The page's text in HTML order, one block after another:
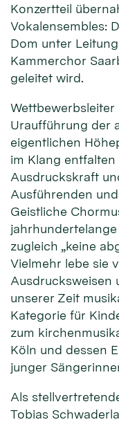
Konzertteil
Vokalensembles:
Dom unter
Kammerchor
geleitet wird.
Uraufführung der
eigentlichen
im Klang
Ausdruckskraft
Ausführenden
Geistliche
zugleich „keine
Vielmehr lebe sie
Ausdrucksweisen
unserer Zeit
Kategorie für
zum
Köln und dessen
junger
Als
Tobias